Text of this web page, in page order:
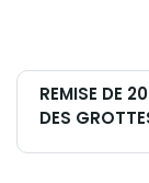
REMISE DE
DES